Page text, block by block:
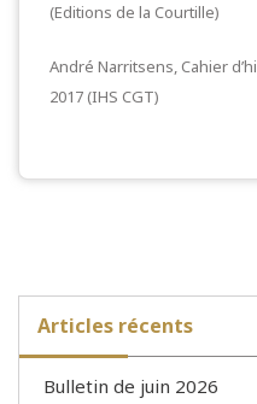
(Editions de la Courtille)
André Narritsens, Cahier
2017 (IHS CGT)
Articles récents
Bulletin de juin 2026